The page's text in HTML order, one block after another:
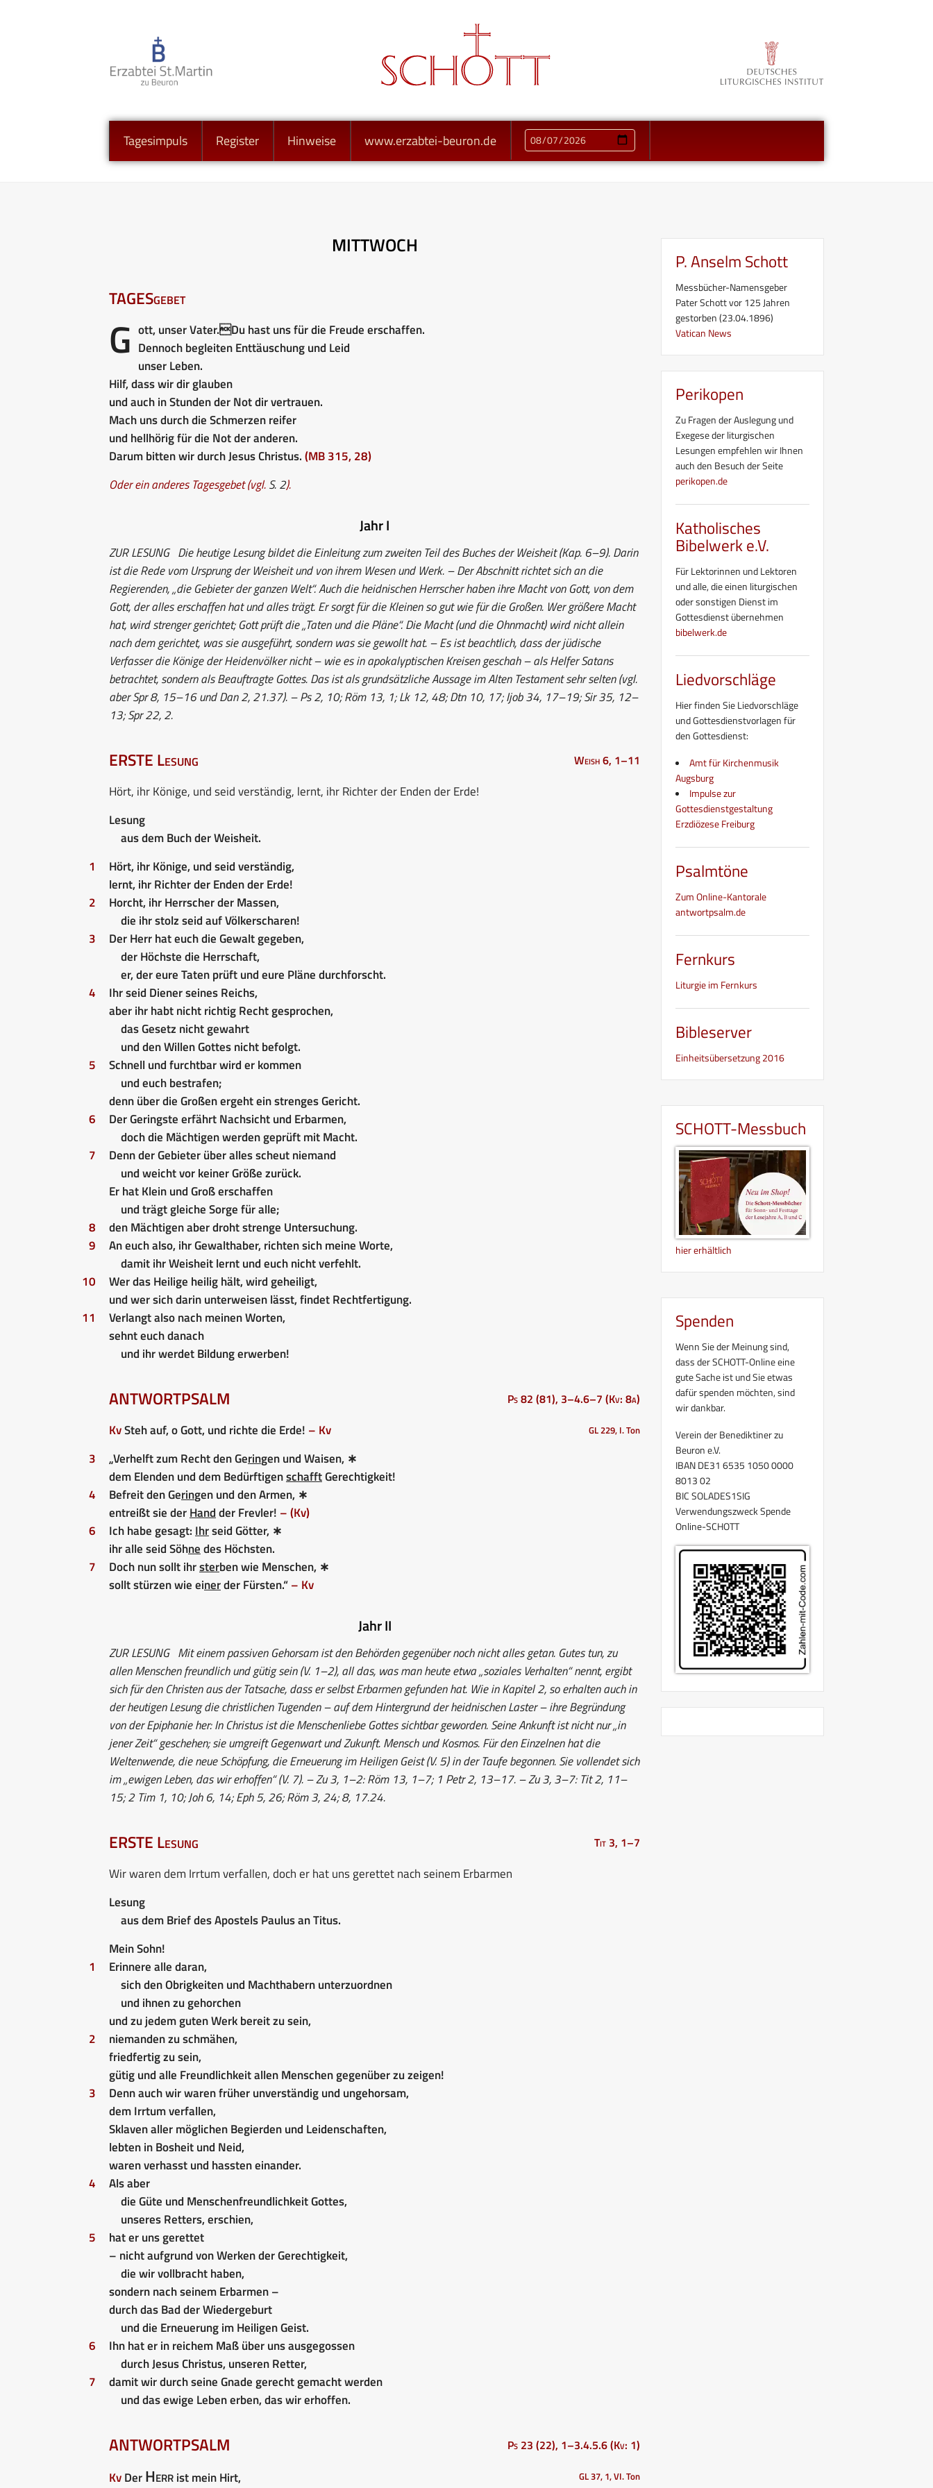
Tagesimpuls Register Hinweise www.erzabtei-beuron.de
MITTWOCH
TAGESgebet
G ott, unser Vater.Du hast uns für die Freude erschaffen.
Dennoch begleiten Enttäuschung und Leid
unser Leben.
Hilf, dass wir dir glauben
und auch in Stunden der Not dir vertrauen.
Mach uns durch die Schmerzen reifer
und hellhörig für die Not der anderen.
Darum bitten wir durch Jesus Christus.(MB 315, 28)
Oder ein anderes Tagesgebet (vgl.S. 2).
Jahr I
ZUR LESUNGDie heutige Lesung bildet die Einleitung zum zweiten Teil des Buches der Weisheit (Kap. 6–9). Darin
ist die Rede vom Ursprung der Weisheit und von ihrem Wesen und Werk. – Der Abschnitt richtet sich an die
Regierenden, „die Gebieter der ganzen Welt“. Auch die heidnischen Herrscher haben ihre Macht von Gott, von dem
Gott, der alles erschaffen hat und alles trägt. Er sorgt für die Kleinen so gut wie für die Großen. Wer größere Macht
hat, wird strenger gerichtet; Gott prüft die „Taten und die Pläne“. Die Macht (und die Ohnmacht) wird nicht allein
nach dem gerichtet, was sie ausgeführt, sondern was sie gewollt hat. – Es ist beachtlich, dass der jüdische
Verfasser die Könige der Heidenvölker nicht – wie es in apokalyptischen Kreisen geschah – als Helfer Satans
betrachtet, sondern als Beauftragte Gottes. Das ist als grundsätzliche Aussage im Alten Testament sehr selten (vgl.
aber Spr 8, 15–16 und Dan 2, 21.37). – Ps 2, 10; Röm 13, 1; Lk 12, 48; Dtn 10, 17; Ijob 34, 17–19; Sir 35, 12–
13; Spr 22, 2.
ERSTE Lesung Weish 6, 1–11
Hört, ihr Könige, und seid verständig, lernt, ihr Richter der Enden der Erde!
Lesung
aus dem Buch der Weisheit.
1
Hört, ihr Könige, und seid verständig,
lernt, ihr Richter der Enden der Erde!
2
Horcht, ihr Herrscher der Massen,
die ihr stolz seid auf Völkerscharen!
3
Der Herr hat euch die Gewalt gegeben,
der Höchste die Herrschaft,
er, der eure Taten prüft und eure Pläne durchforscht.
4
Ihr seid Diener seines Reichs,
aber ihr habt nicht richtig Recht gesprochen,
das Gesetz nicht gewahrt
und den Willen Gottes nicht befolgt.
5
Schnell und furchtbar wird er kommen
und euch bestrafen;
denn über die Großen ergeht ein strenges Gericht.
6
Der Geringste erfährt Nachsicht und Erbarmen,
doch die Mächtigen werden geprüft mit Macht.
7
Denn der Gebieter über alles scheut niemand
und weicht vor keiner Größe zurück.
Er hat Klein und Groß erschaffen
und trägt gleiche Sorge für alle;
8
den Mächtigen aber droht strenge Untersuchung.
9
An euch also, ihr Gewalthaber, richten sich meine Worte,
damit ihr Weisheit lernt und euch nicht verfehlt.
10
Wer das Heilige heilig hält, wird geheiligt,
und wer sich darin unterweisen lässt, findet Rechtfertigung.
11
Verlangt also nach meinen Worten,
sehnt euch danach
und ihr werdet Bildung erwerben!
ANTWORTPSALM Ps 82 (81), 3–4.6–7 (Kv: 8a)
KvSteh auf, o Gott, und richte die Erde! – Kv GL 229, I. Ton
3 „Verhelft zum Recht den Geringen und Waisen, ∗
dem Elenden und dem BedürftigenschafftGerechtigkeit!
4
Befreit den Geringen und den Armen, ∗
entreißt sie derHandder Frevler! – (Kv)
6
Ich habe gesagt: Ihrseid Götter, ∗
ihr alle seid Söhnedes Höchsten.
7
Doch nun sollt ihrsterben wie Menschen, ∗
sollt stürzen wie einerder Fürsten.“– Kv
Jahr II
ZUR LESUNGMit einem passiven Gehorsam ist den Behörden gegenüber noch nicht alles getan. Gutes tun, zu
allen Menschen freundlich und gütig sein (V. 1–2), all das, was man heute etwa „soziales Verhalten“ nennt, ergibt
sich für den Christen aus der Tatsache, dass er selbst Erbarmen gefunden hat. Wie in Kapitel 2, so erhalten auch in
der heutigen Lesung die christlichen Tugenden – auf dem Hintergrund der heidnischen Laster – ihre Begründung
von der Epiphanie her: In Christus ist die Menschenliebe Gottes sichtbar geworden. Seine Ankunft ist nicht nur „in
jener Zeit“ geschehen; sie umgreift Gegenwart und Zukunft. Mensch und Kosmos. Für den Einzelnen hat die
Weltenwende, die neue Schöpfung, die Erneuerung im Heiligen Geist (V. 5) in der Taufe begonnen. Sie vollendet sich
im „ewigen Leben, das wir erhoffen“ (V. 7). – Zu 3, 1–2: Röm 13, 1–7; 1 Petr 2, 13–17. – Zu 3, 3–7: Tit 2, 11–
15; 2 Tim 1, 10; Joh 6, 14; Eph 5, 26; Röm 3, 24; 8, 17.24.
ERSTE Lesung Tit 3, 1–7
Wir waren dem Irrtum verfallen, doch er hat uns gerettet nach seinem Erbarmen
Lesung
aus dem Brief des Apostels Paulus an Titus.
Mein Sohn!
1
Erinnere alle daran,
sich den Obrigkeiten und Machthabern unterzuordnen
und ihnen zu gehorchen
und zu jedem guten Werk bereit zu sein,
2
niemanden zu schmähen,
friedfertig zu sein,
gütig und alle Freundlichkeit allen Menschen gegenüber zu zeigen!
3
Denn auch wir waren früher unverständig und ungehorsam,
dem Irrtum verfallen,
Sklaven aller möglichen Begierden und Leidenschaften,
lebten in Bosheit und Neid,
waren verhasst und hassten einander.
4
Als aber
die Güte und Menschenfreundlichkeit Gottes,
unseres Retters, erschien,
5
hat er uns gerettet
– nicht aufgrund von Werken der Gerechtigkeit,
die wir vollbracht haben,
sondern nach seinem Erbarmen –
durch das Bad der Wiedergeburt
und die Erneuerung im Heiligen Geist.
6
Ihn hat er in reichem Maß über uns ausgegossen
durch Jesus Christus, unseren Retter,
7
damit wir durch seine Gnade gerecht gemacht werden
und das ewige Leben erben, das wir erhoffen.
ANTWORTPSALM Ps 23 (22), 1–3.4.5.6 (Kv: 1)
KvDerHerrist mein Hirt, GL 37, 1, VI. Ton
P. Anselm Schott
Messbücher-Namensgeber
Pater Schott vor 125 Jahren
gestorben (23.04.1896)
Vatican News
Perikopen
Zu Fragen der Auslegung und
Exegese der liturgischen
Lesungen empfehlen wir Ihnen
auch den Besuch der Seite
perikopen.de
Katholisches
Bibelwerk e.V.
Für Lektorinnen und Lektoren
und alle, die einen liturgischen
oder sonstigen Dienst im
Gottesdienst übernehmen
bibelwerk.de
Liedvorschläge
Hier finden Sie Liedvorschläge
und Gottesdienstvorlagen für
den Gottesdienst:
Amt für Kirchenmusik
Augsburg
Impulse zur
Gottesdienstgestaltung
Erzdiözese Freiburg
Psalmtöne
Zum Online-Kantorale
antwortpsalm.de
Fernkurs
Liturgie im Fernkurs
Bibleserver
Einheitsübersetzung 2016
SCHOTT-Messbuch
hier erhältlich
Spenden
Wenn Sie der Meinung sind,
dass der SCHOTT-Online eine
gute Sache ist und Sie etwas
dafür spenden möchten, sind
wir dankbar.
Verein der Benediktiner zu
Beuron e.V.
IBAN DE31 6535 1050 0000
8013 02
BIC SOLADES1SIG
Verwendungszweck Spende
Online-SCHOTT